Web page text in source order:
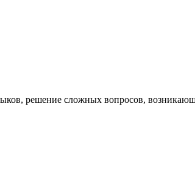
решение сложных вопросов,